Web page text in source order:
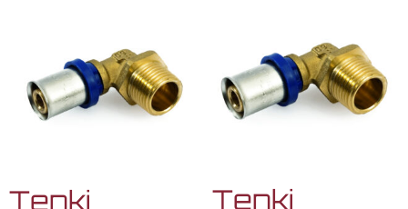
Tenki
Tenki